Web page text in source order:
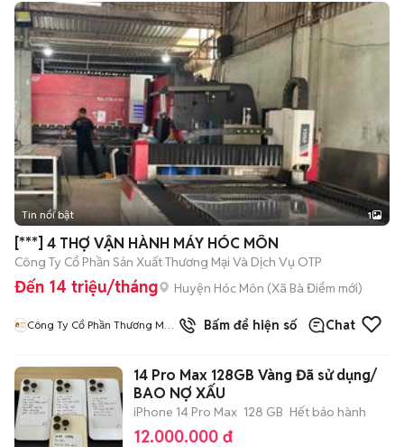
Tin nổi bật 1
[***] 4 THỢ VẬN HÀNH MÁY HÓC MÔN
Công Ty Cổ Phần Sản Xuất Thương Mại Và Dịch Vụ OTP
Đến 14 triệu/tháng Huyện Hóc Môn (Xã Bà Điểm mới)
Công Ty Cổ Phần Thương Mại
Bấm để hiện số Chat
14 Pro Max 128GB Vàng Đã sử dụng/
BAO NỢ XẤU
iPhone 14 Pro Max 128 GB Hết bảo hành
12.000.000 đ